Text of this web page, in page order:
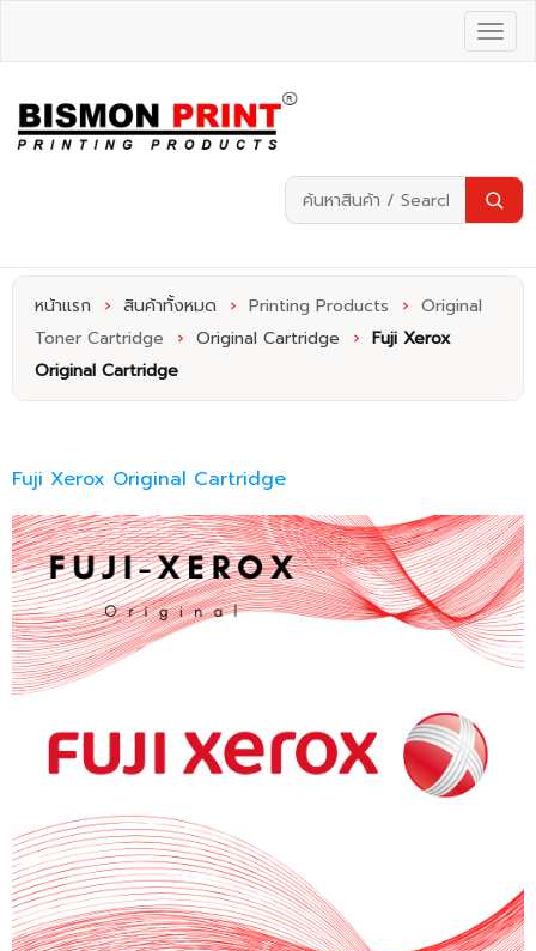
หน้าแรก › สินค้าทั้งหมด › Printing Products › Original
Toner Cartridge
› Original Cartridge › Fuji Xerox
Original Cartridge
Fuji Xerox Original Cartridge